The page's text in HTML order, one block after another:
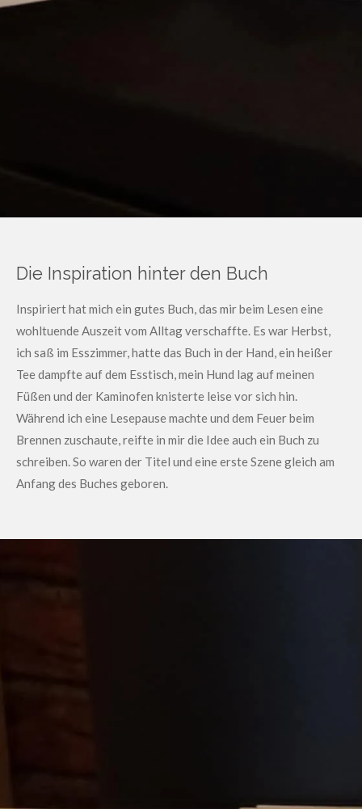
Die Inspiration hinter den Buch
Inspiriert hat mich ein gutes Buch, das mir beim Lesen eine
wohltuende Auszeit vom Alltag verschaffte. Es war Herbst,
ich saß im Esszimmer, hatte das Buch in der Hand, ein heißer
Tee dampfte auf dem Esstisch, mein Hund lag auf meinen
Füßen und der Kaminofen knisterte leise vor sich hin.
Während ich eine Lesepause machte und dem Feuer beim
Brennen zuschaute, reifte in mir die Idee auch ein Buch zu
schreiben. So waren der Titel und eine erste Szene gleich am
Anfang des Buches geboren.